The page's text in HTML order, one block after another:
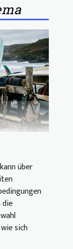
über
sich